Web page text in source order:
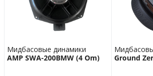
Мидбасовые динамики
AMP SWA-200BMW (4 Om)
Ground